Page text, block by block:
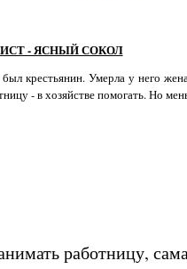
- ЯСНЫЙ СОКОЛ
крестьянин. Умерла у него
- в хозяйстве помогать. Но
работницу, сама